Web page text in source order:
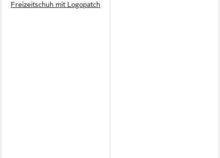
Freizeitschuh mit Logopatch